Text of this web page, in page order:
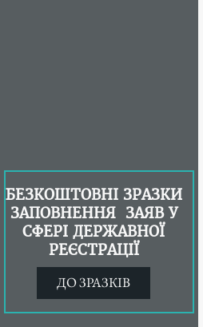
БЕЗКОШТОВНІ ЗРАЗКИ
ЗАПОВНЕННЯ ЗАЯВ У
СФЕРІ ДЕРЖАВНОЇ
РЕЄСТРАЦІЇ
ДО ЗРАЗКІВ